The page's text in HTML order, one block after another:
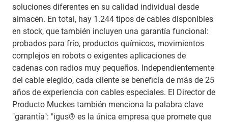
soluciones diferentes en su calidad individual desde
almacén. En total, hay 1.244 tipos de cables disponibles
en stock, que también incluyen una garantía funcional:
probados para frío, productos químicos, movimientos
complejos en robots o exigentes aplicaciones de
cadenas con radios muy pequeños. Independientemente
del cable elegido, cada cliente se beneficia de más de 25
años de experiencia con cables especiales. El Director de
Producto Muckes también menciona la palabra clave
"garantía": "igus® es la única empresa que promete que